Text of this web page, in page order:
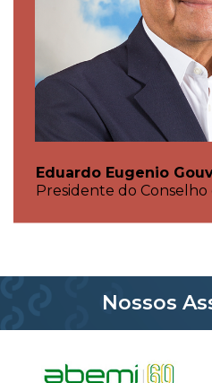
Eduardo Eugenio
Presidente do Conselho
Nossos